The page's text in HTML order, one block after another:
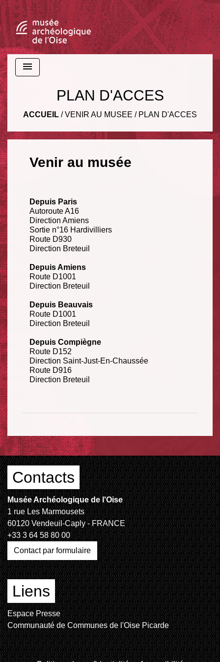
menu
PLAN D'ACCES
ACCUEIL /VENIR AU MUSEE / PLAN D'ACCES
Venir au musée
Depuis Paris
Autoroute A16
Direction Amiens
Sortie n°16 Hardivilliers
Route D930
Direction Breteuil
Depuis Amiens
Route D1001
Direction Breteuil
Depuis Beauvais
Route D1001
Direction Breteuil
Depuis Compiègne
Route D152
Direction Saint-Just-En-Chaussée
Route D916
Direction Breteuil
Contacts
Musée Archéologique de l'Oise
1 rue Les Marmousets
60120 Vendeuil-Caply - FRANCE
+33 3 64 58 80 00
Contact par formulaire
Liens
Espace Presse
Communauté de Communes de l'Oise Picarde